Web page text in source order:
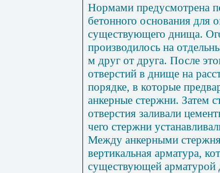
Нормами предусмотрена
бетонного основания для
существующего днища.
производилось на
м друг от друга. После
отверстий в днище на
порядке, в которые
анкерные стержни. Затем
отверстия заливали
чего стержни
Между анкерными
вертикальная арматура,
существующей арматурой